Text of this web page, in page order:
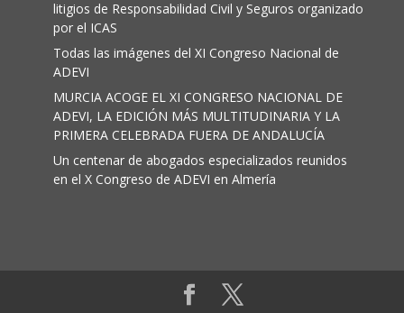
litigios de Responsabilidad Civil y Seguros organizado
por el ICAS
Todas las imágenes del XI Congreso Nacional de
ADEVI
MURCIA ACOGE EL XI CONGRESO NACIONAL DE
ADEVI, LA EDICIÓN MÁS MULTITUDINARIA Y LA
PRIMERA CELEBRADA FUERA DE ANDALUCÍA
Un centenar de abogados especializados reunidos
en el X Congreso de ADEVI en Almería